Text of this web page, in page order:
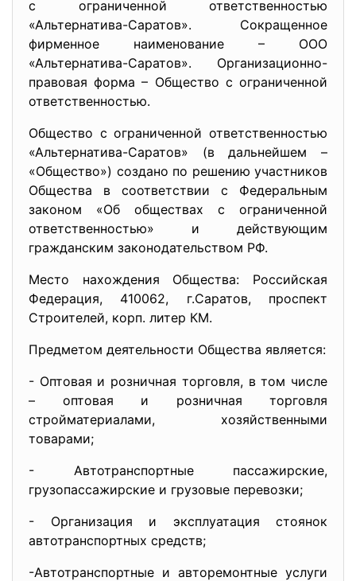
с ограниченной ответственностью
«Альтернатива-Саратов». Сокращенное
фирменное наименование – ООО
«Альтернатива-Саратов». Организационно-
правовая форма – Общество с ограниченной
ответственностью.
Общество с ограниченной ответственностью
«Альтернатива-Саратов» (в дальнейшем –
«Общество») создано по решению участников
Общества в соответствии с Федеральным
законом «Об обществах с ограниченной
ответственностью» и действующим
гражданским законодательством РФ.
Место нахождения Общества: Российская
Федерация, 410062, г.Саратов, проспект
Строителей, корп. литер КМ.
Предметом деятельности Общества является:
- Оптовая и розничная торговля, в том числе
– оптовая и розничная торговля
стройматериалами, хозяйственными
товарами;
- Автотранспортные пассажирские,
грузопассажирские и грузовые перевозки;
- Организация и эксплуатация стоянок
автотранспортных средств;
-Автотранспортные и авторемонтные услуги